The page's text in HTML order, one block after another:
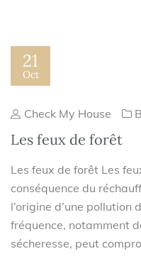
21
Oct
Check My House
Les feux de forêt
Les feux de forêt Les
conséquence du
l’origine d’une pollution
fréquence, notamment
sécheresse, peut